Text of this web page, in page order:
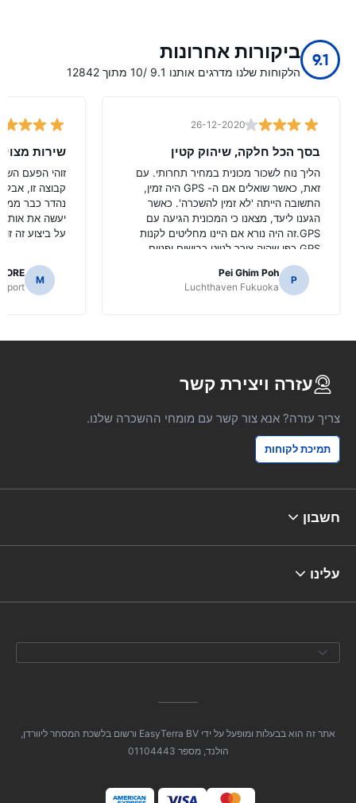
9.1 ביקורות אחרונות
הלקוחות שלנו מדרגים אותנו 9.1 /10 מתוך 12842
26-12-2020
בסך הכל חלקה, שיהוק קטין
הליך נוח לשכור מכונית במחיר תחרותי. עם
זאת, כאשר שואלים אם ה- GPS היה זמין,
התשובה הייתה 'לא זמין להשכרה'. כאשר
הגענו ליעד, מצאנו כי המכונית הגיעה עם
GPS.זה היה נורא אם היינו מחליטים לקנות
GPS כפי שהיה צורך לנווט כבישים יפניים.
P
Pei Ghim Poh
Luchthaven Fukuoka
שירות מצוין
זוהי הפעם
קבוצה זו, אבל
נהדר כבר
יעשה את אותו
על ביצוע זה
M
עזרה ויצירת קשר
צריך עזרה? אנא צור קשר עם מומחי ההשכרה שלנו.
תמיכת לקוחות
חשבון
עלינו
אתר זה הוא בבעלות ומופעל על ידי EasyTerra BV ורשום בלשכת המסחר ליוורדן,
הולנד, מספר 01104443